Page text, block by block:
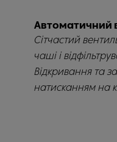
Автоматичний
Сітчастий
чаші і
Відкривання та
натисканням на